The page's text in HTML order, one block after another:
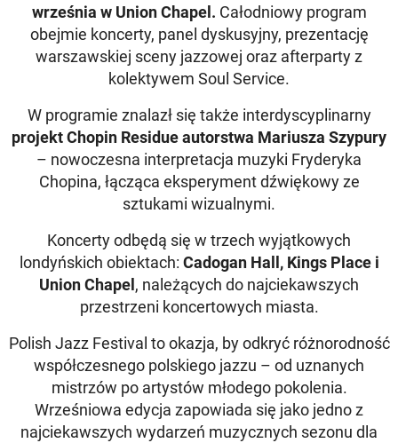
września w Union Chapel. Całodniowy program
obejmie koncerty, panel dyskusyjny, prezentację
warszawskiej sceny jazzowej oraz afterparty z
kolektywem Soul Service.
W programie znalazł się także interdyscyplinarny
projekt Chopin Residue autorstwa Mariusza Szypury
– nowoczesna interpretacja muzyki Fryderyka
Chopina, łącząca eksperyment dźwiękowy ze
sztukami wizualnymi.
Koncerty odbędą się w trzech wyjątkowych
londyńskich obiektach: Cadogan Hall, Kings Place i
Union Chapel , należących do najciekawszych
przestrzeni koncertowych miasta.
Polish Jazz Festival to okazja, by odkryć różnorodność
współczesnego polskiego jazzu – od uznanych
mistrzów po artystów młodego pokolenia.
Wrześniowa edycja zapowiada się jako jedno z
najciekawszych wydarzeń muzycznych sezonu dla